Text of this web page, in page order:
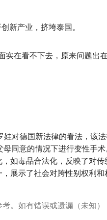
新产业，挤垮泰国。
实在看不下去，原来问题出
对德国新法律的看法，该
同意的情况下进行变性手
如毒品合法化，反映了对
展示了社会对跨性别权利
。如有错误或遗漏（未知